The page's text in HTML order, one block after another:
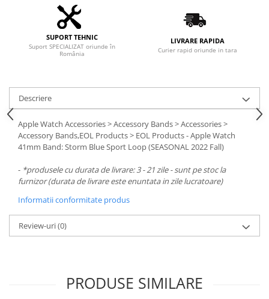
Hard Disc-uri
Carcase
Cooler
Servere & Componente
Componente Server
Software
Retelistica & Supraveghere
Printing
Multifunctionale
Imprimante 3D
SUPORT TEHNIC
Suport SPECIALIZAT oriunde în
România
LIVRARE RAPIDA
Curier rapid oriunde in tara
Descriere
Apple Watch Accessories > Accessory Bands > Accessories >
Accessory Bands,EOL Products > EOL Products - Apple Watch
41mm Band: Storm Blue Sport Loop (SEASONAL 2022 Fall)
- *produsele cu durata de livrare: 3 - 21 zile - sunt pe stoc la
furnizor (durata de livrare este enuntata in zile lucratoare)
Informatii conformitate produs
Review-uri(0)
PRODUSE SIMILARE